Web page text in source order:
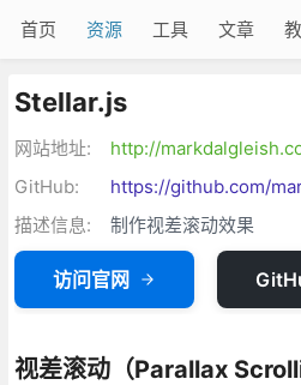
首页 资源 工具 文章
Stellar.js
网站地址:
http://
GitHub:
https://github.com/
描述信息:
制作视差滚动效果
访问官网
视差滚动（Parallax